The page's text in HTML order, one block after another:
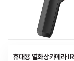
휴대용 열화상카메라